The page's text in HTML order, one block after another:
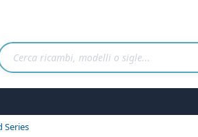
Series